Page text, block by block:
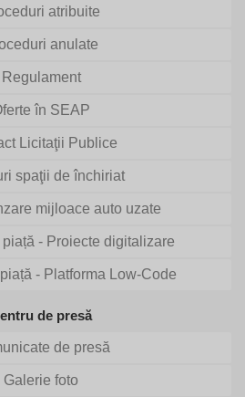
atribuite
anulate
Regulament
în SEAP
Licitaţii Publice
spaţii de închiriat
mijloace auto uzate
- Proiecte digitalizare
- Platforma Low-Code
de presă
de presă
Galerie foto